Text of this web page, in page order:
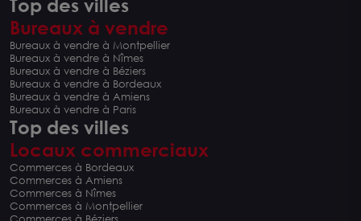
Top des villes
Bureaux à vendre
Bureaux à vendre à Montpellier
Bureaux à vendre à Nîmes
Bureaux à vendre à Béziers
Bureaux à vendre à Bordeaux
Bureaux à vendre à Amiens
Bureaux à vendre à Paris
Top des villes
Locaux commerciaux
Commerces à Bordeaux
Commerces à Amiens
Commerces à Nîmes
Commerces à Montpellier